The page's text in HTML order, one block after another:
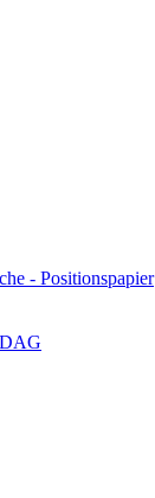
- Positionspapier
DAG